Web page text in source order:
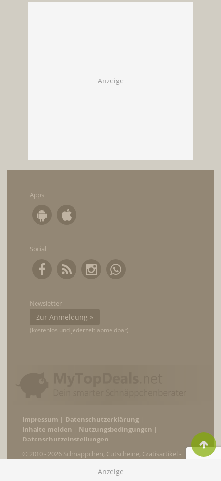
Apps
Social
Newsletter
Zur Anmeldung »
(kostenlos und jederzeit abmeldbar)
Impressum
Datenschutzerklärung
Inhalte melden
Nutzungsbedingungen
Datenschutzeinstellungen
© 2010 - 2026 Schnäppchen, Gutscheine, Gratisartikel -